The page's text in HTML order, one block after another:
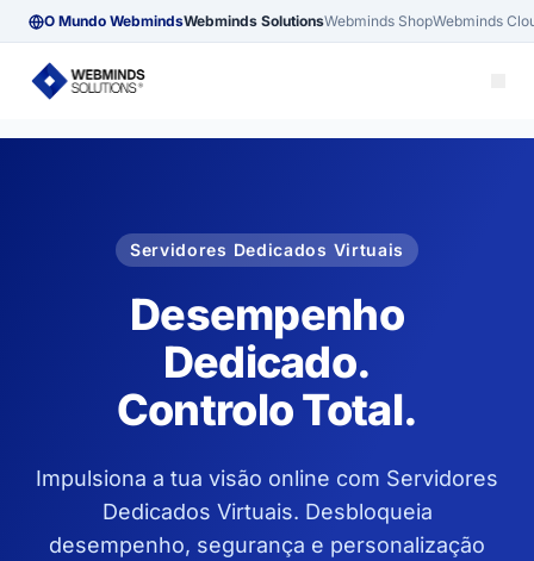
O Mundo WebmindsWebminds SolutionsWebminds ShopWebminds
Servidores Dedicados Virtuais
Desempenho
Dedicado.
Controlo Total.
Impulsiona a tua visão online com Servidores
Dedicados Virtuais. Desbloqueia
desempenho, segurança e personalização